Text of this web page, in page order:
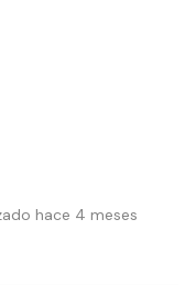
hace 4 meses